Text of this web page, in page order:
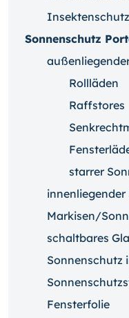
Insektenschutz
Sonnenschutz
Rollläden
Raffstores
starrer
innenliegender
Markisen/
schaltbares
Sonnenschutz
Fensterfolie